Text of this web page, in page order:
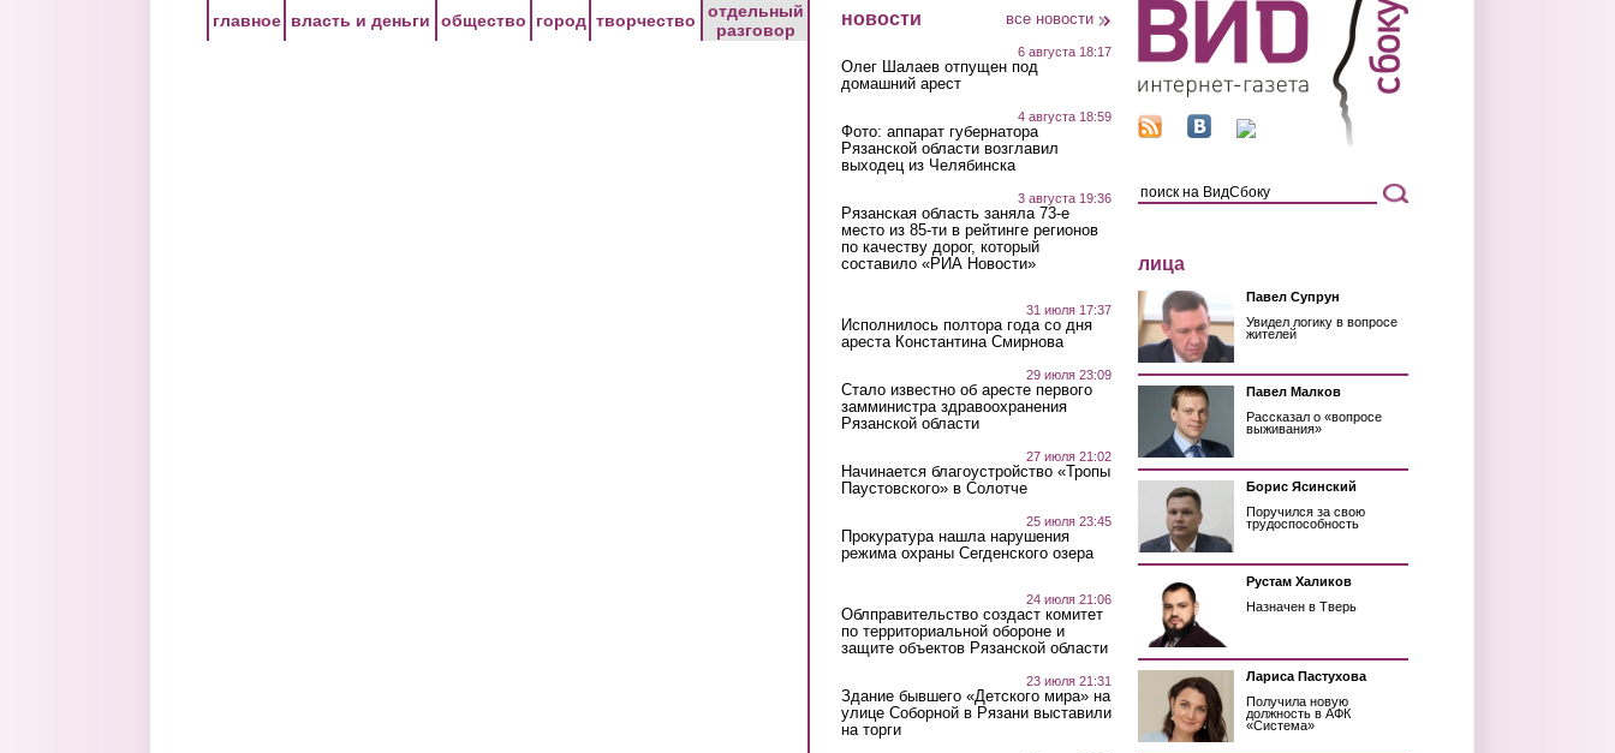
главное власть и деньги общество город творчество
отдельный
разговор
новости все новости
6 августа 18:17
Олег Шалаев отпущен под
домашний арест
4 августа 18:59
Фото: аппарат губернатора
Рязанской области возглавил
выходец из Челябинска
3 августа 19:36
Рязанская область заняла 73-е
место из 85-ти в рейтинге регионов
по качеству дорог, который
составило «РИА Новости»
31 июля 17:37
Исполнилось полтора года со дня
ареста Константина Смирнова
29 июля 23:09
Стало известно об аресте первого
замминистра здравоохранения
Рязанской области
27 июля 21:02
Начинается благоустройство «Тропы
Паустовского» в Солотче
25 июля 23:45
Прокуратура нашла нарушения
режима охраны Сегденского озера
24 июля 21:06
Облправительство создаст комитет
по территориальной обороне и
защите объектов Рязанской области
23 июля 21:31
Здание бывшего «Детского мира» на
улице Соборной в Рязани выставили
на торги
лица
Павел Супрун
Увидел логику в вопросе
жителей
Павел Малков
Рассказал о «вопросе
выживания»
Борис Ясинский
Поручился за свою
трудоспособность
Рустам Халиков
Назначен в Тверь
Лариса Пастухова
Получила новую
должность в АФК
«Система»